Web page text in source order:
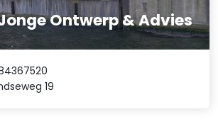
Ontwerp & Advies
19